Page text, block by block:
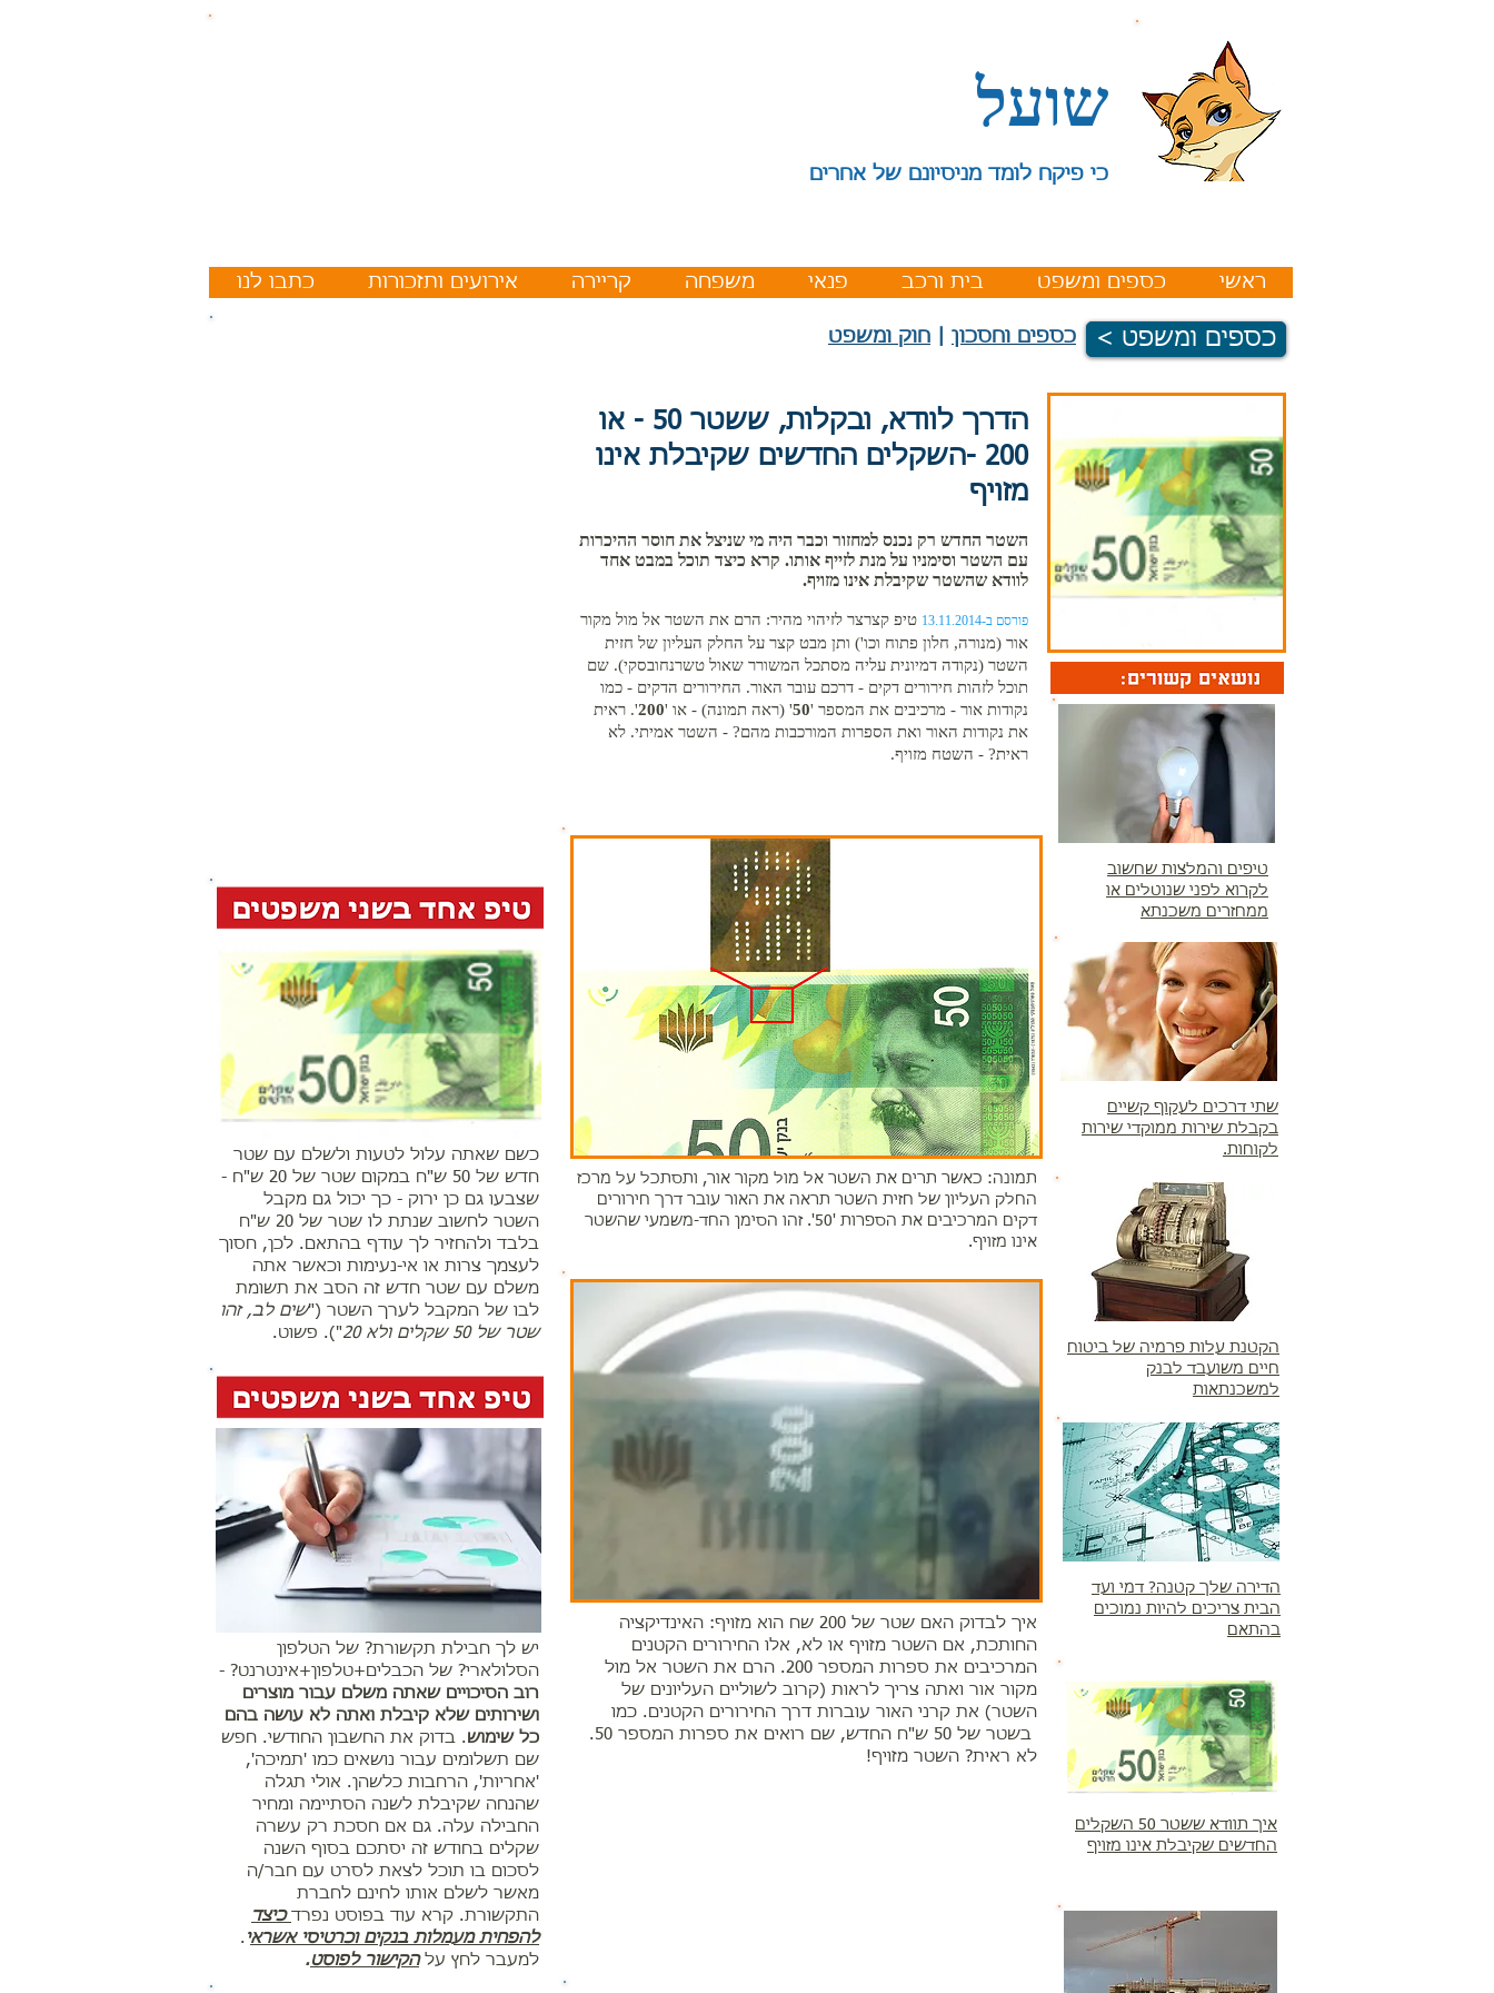
שועל
כי פיקח לומד מניסיונם של אחרים
כתבו לנו אירועים ותזכורות קריירה משפחה פנאי בית ורכב כספים ומשפט ראשי
|
כשם שאתה עלול לטעות ולשלם עם שטר
חדש של 50 ש"ח במקום שטר של 20 ש"ח -
שצבעו גם כן ירוק - כך יכול גם מקבל
השטר לחשוב שנתת לו שטר של 20 ש"ח
בלבד ולהחזיר לך עודף בהתאם. לכן, חסוך
לעצמך צרות או אי-נעימות וכאשר אתה
משלם עם שטר חדש זה הסב את תשומת
לבו של המקבל לערך השטר ("שים לב, זהו
שטר של 50 שקלים ולא 20
"). פשוט.
יש לך חבילת תקשורת? של הטלפון
הסלולארי? של הכבלים+טלפון+אינטרנט? -
רוב הסיכויים שאתה משלם עבור מוצרים
ושירותים שלא קיבלת ואתה לא עושה בהם
כל שימוש. בדוק את החשבון החודשי. חפש
שם תשלומים עבור נושאים כמו 'תמיכה',
'אחריות', הרחבות כלשהן. אולי תגלה
שהנחה שקיבלת לשנה הסתיימה ומחיר
החבילה עלה. גם אם חסכת רק עשרה
שקלים בחודש זה יסתכם בסוף השנה
לסכום בו תוכל לצאת לסרט עם חבר/ה
מאשר לשלם אותו לחינם לחברת
התקשורת. קרא עוד בפוסט נפרד כיצד
להפחית מעמלות בנקים וכרטיסי אשראי .
למעבר לחץ עלהקישור לפוסט.
כספים וחסכון חוק ומשפט < כספים ומשפט
הדרך לוודא, ובקלות, ששטר 50 - או
200 -השקלים החדשים שקיבלת אינו
מזויף
השטר החדש רק נכנס למחזור וכבר היה מי שניצל את חוסר ההיכרות
עם השטר וסימניו על מנת לזייף אותו. קרא כיצד תוכל במבט אחד
לוודא שהשטר שקיבלת אינו מזויף.
פורסם ב-13.11.2014
טיפ קצרצר לזיהוי מהיר: הרם את השטר אל מול מקור
אור (מנורה, חלון פתוח וכו') ותן מבט קצר על החלק העליון של חזית
השטר (נקודה דמיונית עליה מסתכל המשורר שאול טשרנחובסקי). שם
תוכל לזהות חירורים דקים - דרכם עובר האור. החירורים הדקים - כמו
נקודות אור - מרכיבים את המספר '50' (ראה תמונה) - או '200'. ראית
את נקודות האור ואת הספרות המורכבות מהם? - השטר אמיתי. לא
ראית? - השטח מזויף.
שתי דרכים לעקוף קשיים
בקבלת שירות ממוקדי שירות
לקוחות.
הקטנת עלות פרמיה של ביטוח
חיים משועבד לבנק
למשכנתאות
טיפים והמלצות שחשוב
לקרוא לפני שנוטלים או
ממחזרים משכנתא
הדירה שלך קטנה? דמי ועד
הבית צריכים להיות נמוכים
בהתאם
תמונה: כאשר תרים את השטר אל מול מקור אור, ותסתכל על מרכז
החלק העליון של חזית השטר תראה את האור עובר דרך חירורים
דקים המרכיבים את הספרות '50'. זהו הסימן החד-משמעי שהשטר
אינו מזויף.
איך תוודא ששטר 50 השקלים
החדשים שקיבלת אינו מזויף
איך לבדוק האם שטר של 200 שח הוא מזויף: האינדיקציה
החותכת, אם השטר מזויף או לא, אלו החירורים הקטנים
המרכיבים את ספרות המספר 200. הרם את השטר אל מול
מקור אור ואתה צריך לראות (קרוב לשוליים העליונים של
השטר) את קרני האור עוברות דרך החירורים הקטנים. כמו
בשטר של 50 ש"ח החדש, שם רואים את ספרות המספר 50.
לא ראית? השטר מזויף!